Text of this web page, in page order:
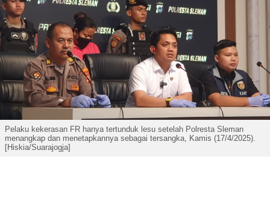
Pelaku kekerasan FR hanya tertunduk lesu setelah Polresta Sleman
menangkap dan menetapkannya sebagai tersangka, Kamis (17/4/2025).
[Hiskia/Suarajogja]